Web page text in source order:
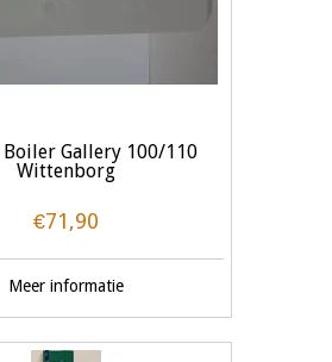
Boiler Gallery 100/110
Wittenborg
€71,90
Meer informatie